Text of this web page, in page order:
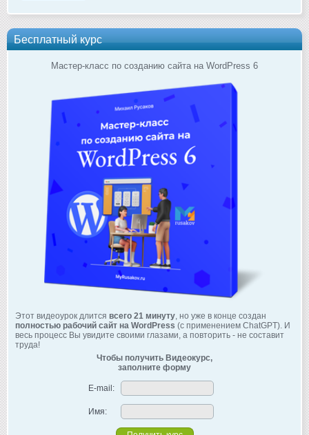
Бесплатный курс
Мастер-класс по созданию сайта на WordPress 6
Этот видеоурок длится всего 21 минуту, но уже в конце создан
полностью рабочий сайт на WordPress (с применением ChatGPT). И
весь процесс Вы увидите своими глазами, а повторить - не составит
труда!
Чтобы получить Видеокурс,
заполните форму
E-mail:
Имя: